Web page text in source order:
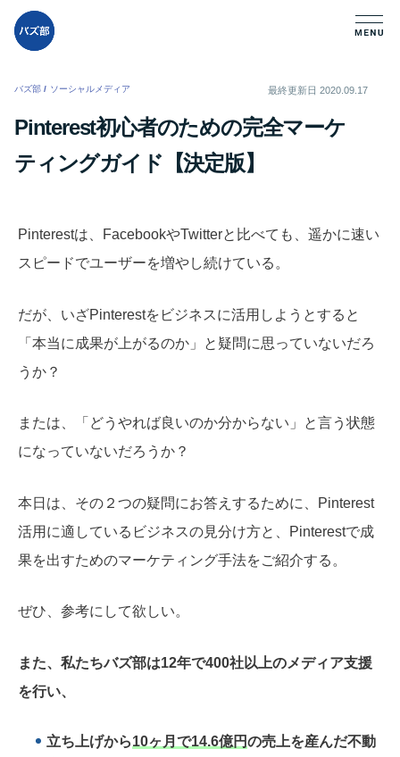
バズ部 / ソーシャルメディア 最終更新日 2020.09.17
Pinterest初心者のための完全マーケ
ティングガイド【決定版】
Pinterestは、FacebookやTwitterと比べても、遥かに速い
スピードでユーザーを増やし続けている。
だが、いざPinterestをビジネスに活用しようとすると
「本当に成果が上がるのか」と疑問に思っていないだろ
うか？
または、「どうやれば良いのか分からない」と言う状態
になっていないだろうか？
本日は、その２つの疑問にお答えするために、Pinterest
活用に適しているビジネスの見分け方と、Pinterestで成
果を出すためのマーケティング手法をご紹介する。
ぜひ、参考にして欲しい。
また、私たちバズ部は12年で400社以上のメディア支援
を行い、
立ち上げから10ヶ月で14.6億円の売上を産んだ不動